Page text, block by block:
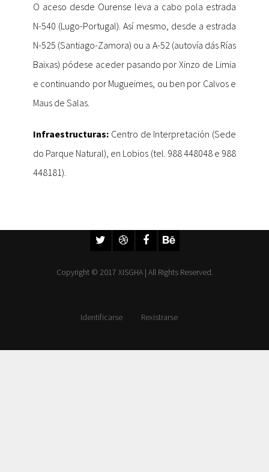
O aceso desde Ourense leva a cabo pola estrada
N-540 (Lugo-Portugal). Así mesmo, desde a estrada
N-525 (Santiago-Zamora) ou a A-52 (autovía dás Rías
Baixas) pódese aceder pasando por Xinzo de Limia
e continuando por Mugueimes, ou ben por Calvos e
Maus de Salas.
Infraestructuras: Centro de Interpretación (Sede
do Parque Natural), en Lobios (tel. 988 448048 e 988
448181).
Copyright © 2017 XISGHA | All Rights Reserved.
Identificarse Rexistrarse